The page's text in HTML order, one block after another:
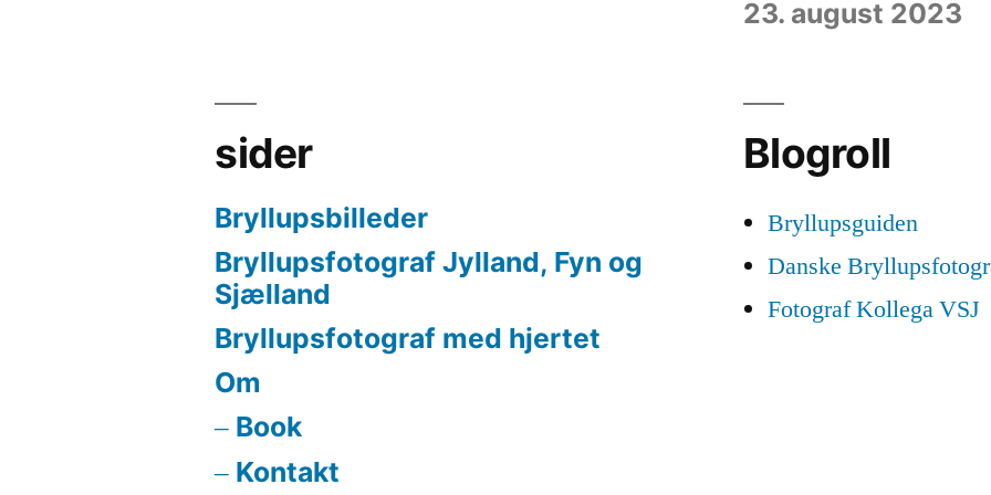
23. august 2023
sider
Bryllupsbilleder
Bryllupsfotograf Jylland, Fyn og
Sjælland
Bryllupsfotograf med hjertet
Om
Book
Kontakt
Blogroll
Bryllupsguiden
Danske
Fotograf Kollega VSJ